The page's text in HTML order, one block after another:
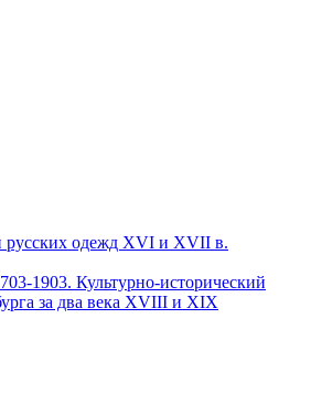
русских одежд XVI и XVII в.